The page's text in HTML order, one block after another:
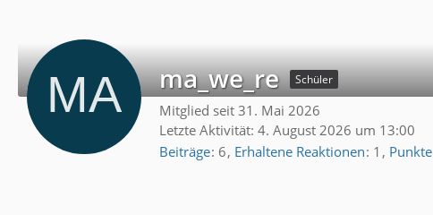
ma_we_re Schüler
Mitglied seit 31. Mai 2026
Letzte Aktivität: 4. August 2026 um 13:00
Beiträge 6 Erhaltene Reaktionen 1 Punkte